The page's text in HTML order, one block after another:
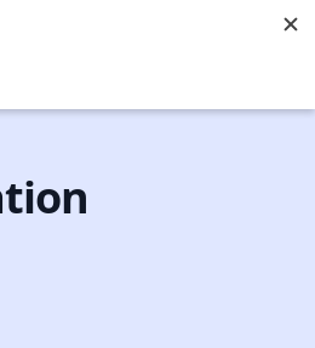
Logg inn